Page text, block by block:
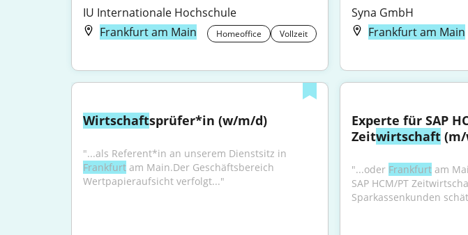
IU Internationale Hochschule
Frankfurt am Main
Homeoffice Vollzeit
Syna GmbH
Frankfurt am Main
Wirtschaftsprüfer*in (w/m/d)
Frankfurt am Main.Der Geschäftsbereich
Wertpapieraufsicht verfolgt..."
Experte für SAP
Zeitwirtschaft
"...oder Frankfurt am
SAP HCM/PT
Sparkassenkunden